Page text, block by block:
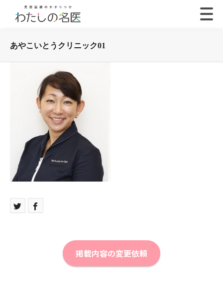
あやこいとうクリニック01
掲載内容の変更依頼